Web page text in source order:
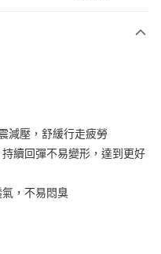
立後會自動跳轉到大哥付的交易
續交易確認頁面所載為準。
達大哥付你分期系統評分，恕無
期」於每月結算日後寄送繳費提
條碼／台灣大直營門市／銀行轉
費。
以下簡稱本公司）所提供，讓
，並由商店將買賣／分期付款
費
減壓，舒緩行走疲勞
續回彈不易變形，達到更好
，不易悶臭